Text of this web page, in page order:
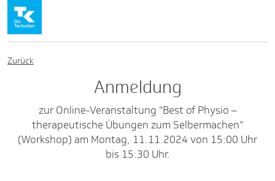
Zurück
Anmeldung
zur Online-Veranstaltung "Best of Physio –
therapeutische Übungen zum Selbermachen"
(Workshop) am Montag, 11.11.2024 von 15:00 Uhr
bis 15:30 Uhr.